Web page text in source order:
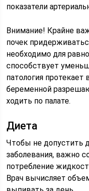
показатели
Внимание! Крайне
почек
необходимо для
способствует
патология
беременной
ходить по палате.
Диета
Чтобы не допустить
заболевания, важно
потребление
Врач вычисляет